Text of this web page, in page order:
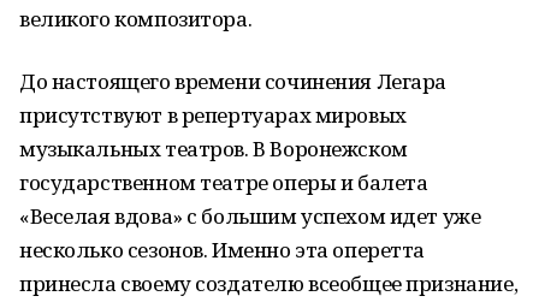
великого композитора.
До настоящего времени сочинения Легара
присутствуют в репертуарах мировых
музыкальных театров. В Воронежском
государственном театре оперы и балета
«Веселая вдова» с большим успехом идет уже
несколько сезонов. Именно эта оперетта
принесла своему создателю всеобщее признание,